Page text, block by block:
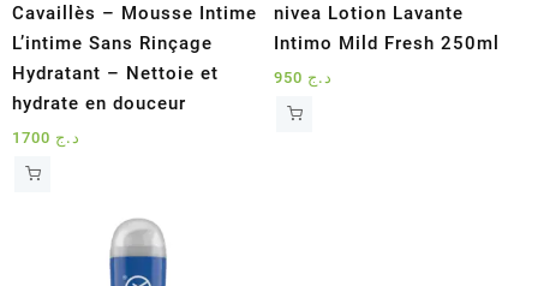
Cavaillès – Mousse Intime
L’intime Sans Rinçage
Hydratant – Nettoie et
hydrate en douceur
د.ج
nivea Lotion Lavante
Intimo Mild Fresh 250ml
د.ج